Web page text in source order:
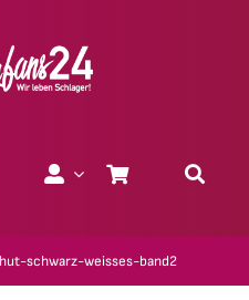
schwarz-weisses-band2